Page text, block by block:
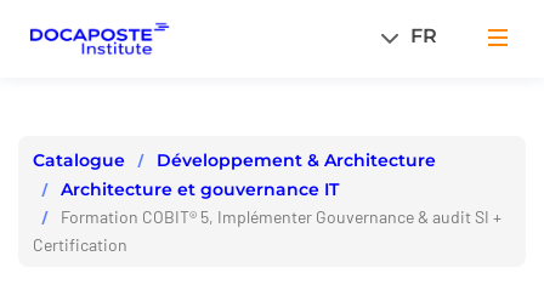
FR
Catalogue
Développement & Architecture
Architecture et gouvernance IT
Formation COBIT® 5, Implémenter Gouvernance & audit SI +
Certification